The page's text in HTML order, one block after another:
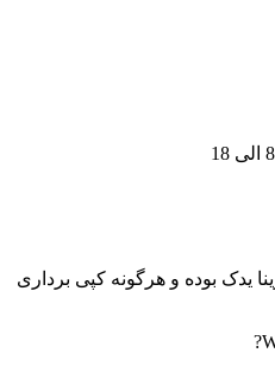
یدک بوده و هرگونه کپی برداری